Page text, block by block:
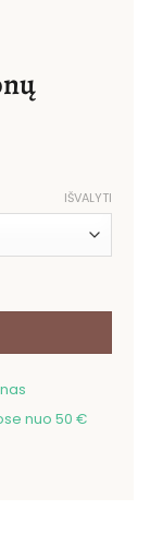
IŠVALYTI
laukas
nuo 50 €